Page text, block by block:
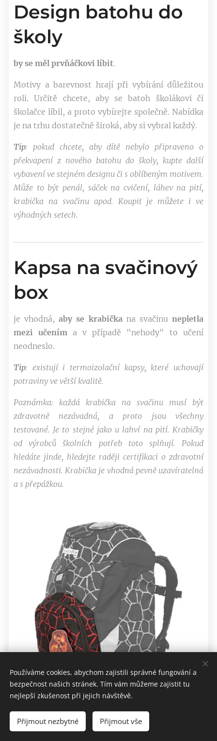
Design batohu do
školy
by se měl prvňáčkovi líbit.
Motivy a barevnost hrají při vybírání důležitou
roli. Určitě chcete, aby se batoh školákovi či
školačce líbil, a proto vybírejte společně. Nabídka
je na trhu dostatečně široká, aby si vybral každý.
Tip: pokud chcete, aby dítě nebylo připraveno o
překvapení z nového batohu do školy, kupte další
vybavení ve stejném designu či s oblíbeným motivem.
Může to být penál, sáček na cvičení, láhev na pití,
krabička na svačinu apod. Koupit je můžete i ve
výhodných setech.
Kapsa na svačinový
box
je vhodná,aby se krabičkana svačinunepletla
mezi učením a v případě "nehody" to učení
neodneslo.
Tip: existují i termoizolační kapsy, které uchovají
potraviny ve větší kvalitě.
Poznámka: každá krabička na svačinu musí být
zdravotně nezávadná, a proto jsou všechny
testované. Je to stejné jako u lahví na pití. Krabičky
od výrobců školních potřeb toto splňují. Pokud
hledáte jinde, hledejte raději certifikaci o zdravotní
nezávadnosti.Krabička je vhodná pevně uzavíratelná
a s přepážkou.
Používáme cookies, abychom zajistili správné fungování a
bezpečnost našich stránek. Tím vám můžeme zajistit tu
nejlepší zkušenost při jejich návštěvě.
Přijmout nezbytné Přijmout vše